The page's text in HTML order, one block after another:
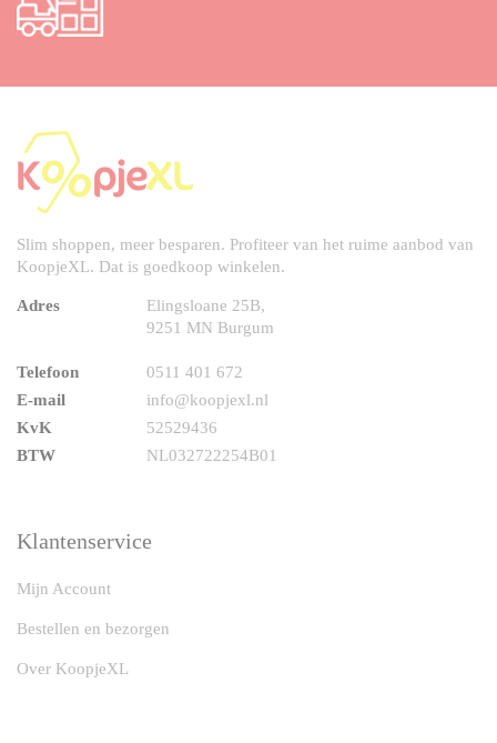
Slim shoppen, meer besparen. Profiteer van het ruime aanbod van
KoopjeXL. Dat is goedkoop winkelen.
Adres
Elingsloane 25B,
9251 MN Burgum
Telefoon
0511 401 672
E-mail
info@koopjexl.nl
KvK
52529436
BTW
NL032722254B01
Klantenservice
Mijn Account
Bestellen en bezorgen
Over KoopjeXL